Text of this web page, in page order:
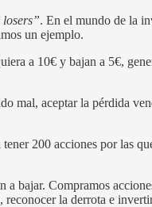
losers”. En el mundo de la
un ejemplo.
a 10€ y bajan a 5€,
mal, aceptar la pérdida
200 acciones por las
bajar. Compramos
la derrota e